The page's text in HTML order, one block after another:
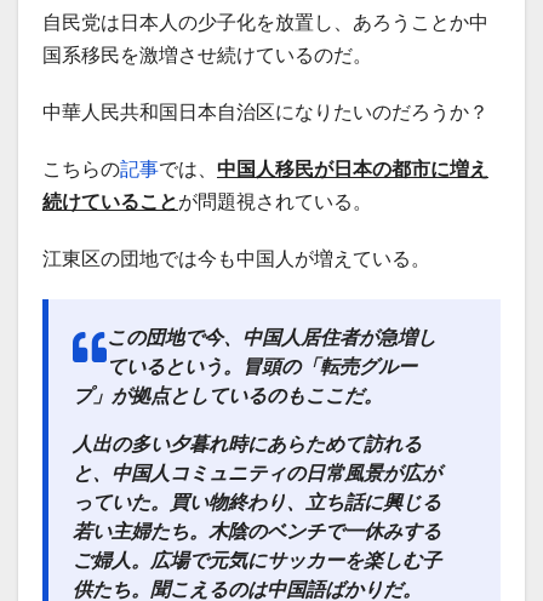
自民党は日本人の少子化を放置し、あろうことか中
国系移民を激増させ続けているのだ。
中華人民共和国日本自治区になりたいのだろうか？
こちらの記事では、 中国人移民が日本の都市に増え
続けていることが問題視されている。
江東区の団地では今も中国人が増えている。
この団地で今、中国人居住者が急増し
ているという。冒頭の「転売グルー
プ」が拠点としているのもここだ。
人出の多い夕暮れ時にあらためて訪れる
と、中国人コミュニティの日常風景が広が
っていた。買い物終わり、立ち話に興じる
若い主婦たち。木陰のベンチで一休みする
ご婦人。広場で元気にサッカーを楽しむ子
供たち。聞こえるのは中国語ばかりだ。